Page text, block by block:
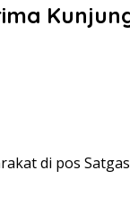
di pos